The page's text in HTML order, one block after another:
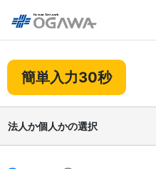
簡単入力30秒
法人か個人かの選択